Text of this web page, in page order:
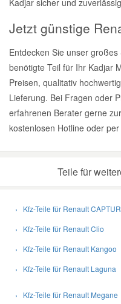
Jetzt günstige
Entdecken Sie unser
benötigte Teil für Ihr Kadjar
Preisen, qualitativ
Lieferung. Bei Fragen oder
erfahrenen Berater gerne
kostenlosen Hotline oder
Teile für
› Kfz-Teile für Renault CAPTUR
› Kfz-Teile für Renault Clio
› Kfz-Teile für Renault Kangoo
› Kfz-Teile für Renault Laguna
› Kfz-Teile für Renault Megane